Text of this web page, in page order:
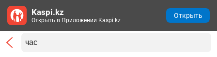
Kaspi.kz
Открыть в Приложении Kaspi.kz
Открыть